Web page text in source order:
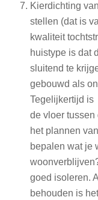
Kierdichting
stellen (dat is
kwaliteit
huistype is dat
sluitend te
gebouwd als
Tegelijkertijd is
de vloer
het plannen
bepalen wat je
goed isoleren.
behouden is